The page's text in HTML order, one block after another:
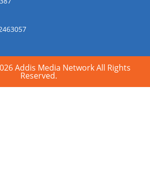
Addis Media Network All Rights
Reserved.